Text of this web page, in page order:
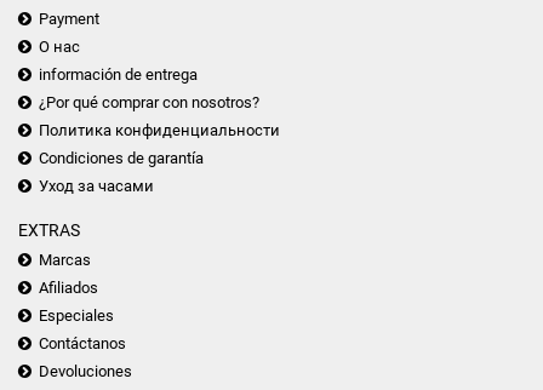
Payment
О нас
información de entrega
¿Por qué comprar con nosotros?
Политика конфиденциальности
Condiciones de garantía
Уход за часами
EXTRAS
Marcas
Afiliados
Especiales
Contáctanos
Devoluciones